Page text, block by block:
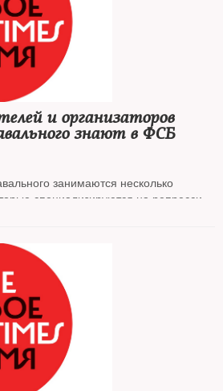
и организаторов
знают в ФСБ
занимаются несколько
специализируются на репрессиях